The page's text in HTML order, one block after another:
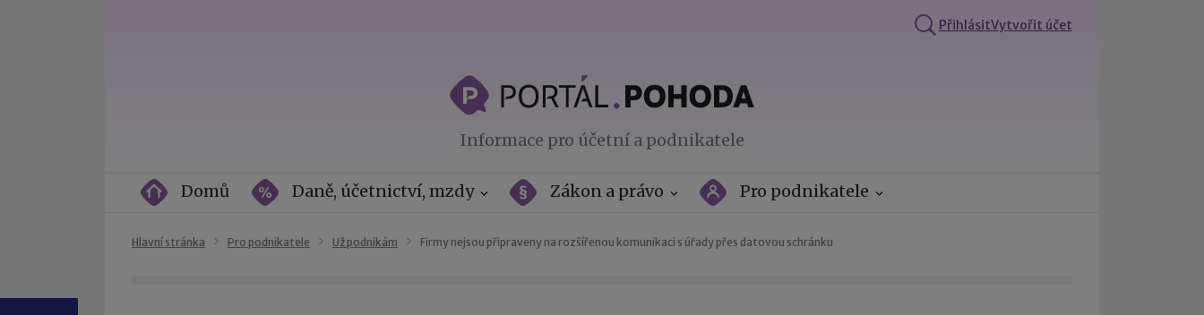
PřihlásitVytvořit účet
Informace pro účetní a podnikatele
Domů Daně, účetnictví, mzdy Zákon a právo Pro podnikatele
Hlavní stránka Pro podnikatele Už podnikám Firmy nejsou připraveny na rozšířenou komunikaci s úřady přes datovou schránku